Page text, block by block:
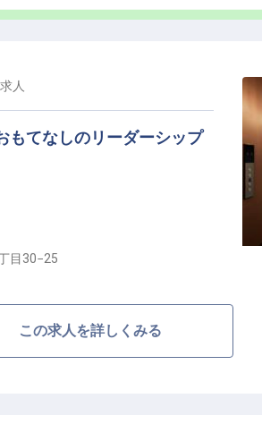
求人
もてなしのリーダーシップ
内外のお客様に快適な滞在をご
目30−25
この求人を詳しくみる